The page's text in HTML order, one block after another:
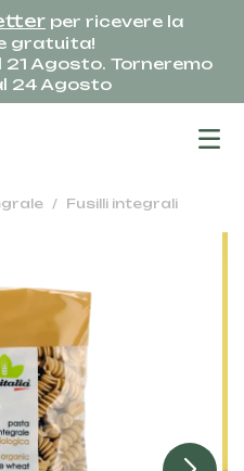
per ricevere la
gratuita!
21 Agosto. Torneremo
24 Agosto
Fusilli integrali